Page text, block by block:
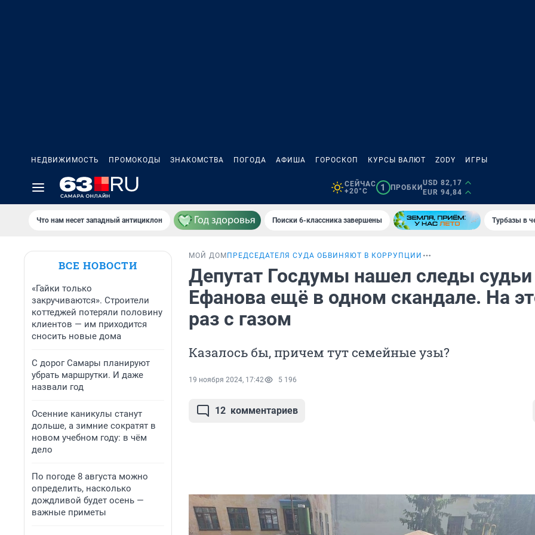
НЕДВИЖИМОСТЬ ПРОМОКОДЫ ЗНАКОМСТВА ПОГОДА АФИША ГОРОСКОП КУРСЫ ВАЛЮТ ZODY ИГРЫ
СЕЙЧАС
+20°C
1 ПРОБКИ
USD 82,17
EUR 94,84
Что нам несет западный антициклон Поиски 6-классника завершены Турбазы в
ВСЕ НОВОСТИ
«Гайки только
закручиваются». Строители
коттеджей потеряли половину
клиентов — им приходится
сносить новые дома
С дорог Самары планируют
убрать маршрутки. И даже
назвали год
Осенние каникулы станут
дольше, а зимние сократят в
новом учебном году: в чём
дело
По погоде 8 августа можно
определить, насколько
дождливой будет осень —
важные приметы
МОЙ ДОМ ПРЕДСЕДАТЕЛЯ СУДА ОБВИНЯЮТ В КОРРУПЦИИ
Депутат Госдумы нашел следы судьи
Ефанова ещё в одном скандале. На
раз с газом
Казалось бы, причем тут семейные узы?
19 ноября 2024, 17:42 5 196
12 комментариев